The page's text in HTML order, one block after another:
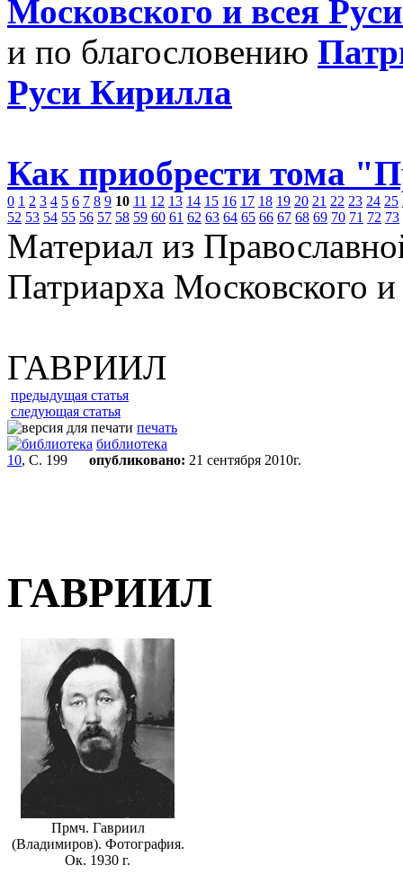
Московского и всея
и по благословению
Руси Кирилла
Как приобрести тома
0 1 2 3 4 5 6 7 8 9 10 11 12 13 14 15 16 17 18 19 20 21 22 23 24 25
52 53 54 55 56 57 58 59 60 61 62 63 64 65 66 67 68 69 70 71 72 73
Материал из
Патриарха Московского
ГАВРИИЛ
предыдущая статья
следующая статья
печать
библиотека
10, С. 199 опубликовано: 21 сентября 2010г.
ГАВРИИЛ
Прмч. Гавриил
(Владимиров). Фотография.
Ок. 1930 г.